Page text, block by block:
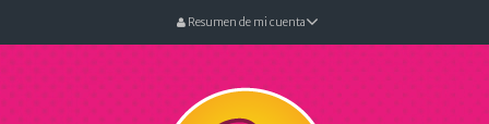
Resumen de mi cuenta